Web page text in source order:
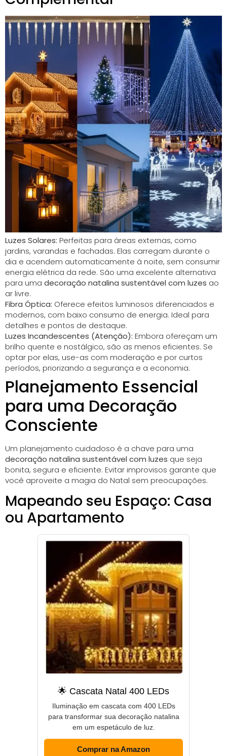
Luzes Solares: Perfeitas para áreas externas, como
jardins, varandas e fachadas. Elas carregam durante o
dia e acendem automaticamente à noite, sem consumir
energia elétrica da rede. São uma excelente alternativa
para uma decoração natalina sustentável com luzes ao
ar livre.
Fibra Óptica: Oferece efeitos luminosos diferenciados e
modernos, com baixo consumo de energia. Ideal para
detalhes e pontos de destaque.
Luzes Incandescentes (Atenção): Embora ofereçam um
brilho quente e nostálgico, são as menos eficientes. Se
optar por elas, use-as com moderação e por curtos
períodos, priorizando a segurança e a economia.
Planejamento Essencial
para uma Decoração
Consciente
Um planejamento cuidadoso é a chave para uma
decoração natalina sustentável com luzes que seja
bonita, segura e eficiente. Evitar improvisos garante que
você aproveite a magia do Natal sem preocupações.
Mapeando seu Espaço: Casa
ou Apartamento
🌟 Cascata Natal 400 LEDs
Iluminação em cascata com 400 LEDs
para transformar sua decoração natalina
em um espetáculo de luz.
Comprar na Amazon